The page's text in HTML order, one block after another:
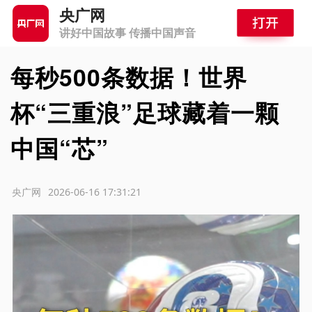
央广网
讲好中国故事 传播中国声音
每秒500条数据！世界
杯“三重浪”足球藏着一颗
中国“芯”
2026-06-16 17:31:21
央广网